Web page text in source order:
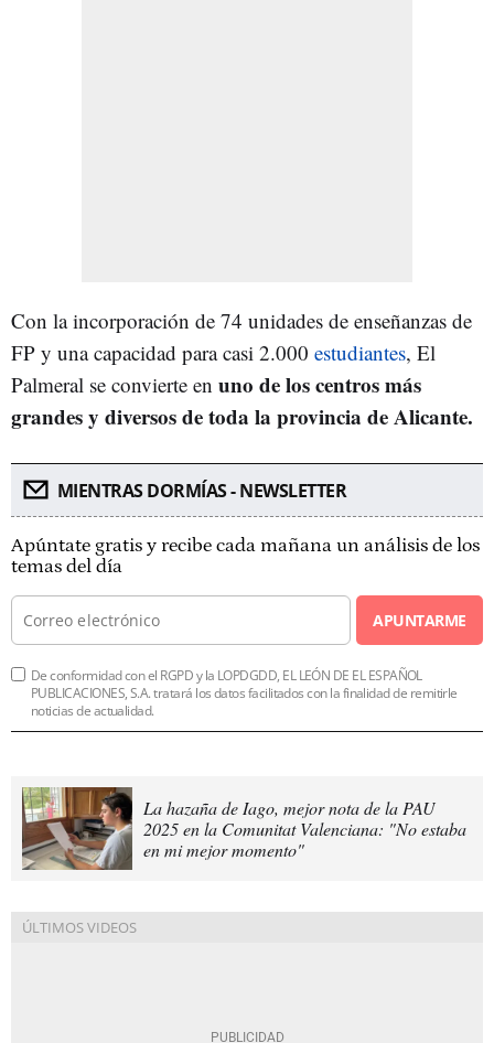
Con la incorporación de 74 unidades de enseñanzas de
FP y una capacidad para casi 2.000 estudiantes, El
Palmeral se convierte en uno de los centros más
grandes y diversos de toda la provincia de Alicante.
MIENTRAS DORMÍAS - NEWSLETTER
Apúntate gratis y recibe cada mañana un análisis de los
temas del día
APUNTARME
De conformidad con el RGPD y la LOPDGDD, EL LEÓN DE EL ESPAÑOL
PUBLICACIONES, S.A. tratará los datos facilitados con la finalidad de remitirle
noticias de actualidad.
La hazaña de Iago, mejor nota de la PAU
2025 en la Comunitat Valenciana: "No estaba
en mi mejor momento"